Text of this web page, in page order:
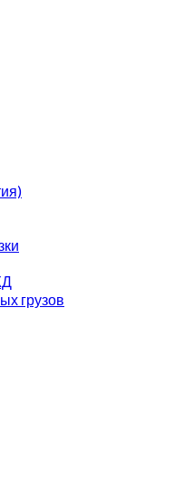
грузов